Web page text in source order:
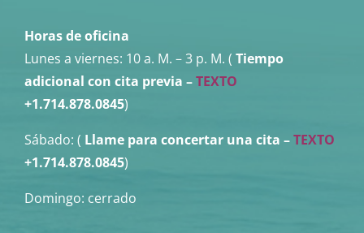
Horas de oficina
Lunes a viernes: 10 a. M. – 3 p. M. ( Tiempo
adicional con cita previa –TEXTO
+1.714.878.0845)
Sábado: ( Llame para concertar una cita –TEXTO
+1.714.878.0845)
Domingo: cerrado